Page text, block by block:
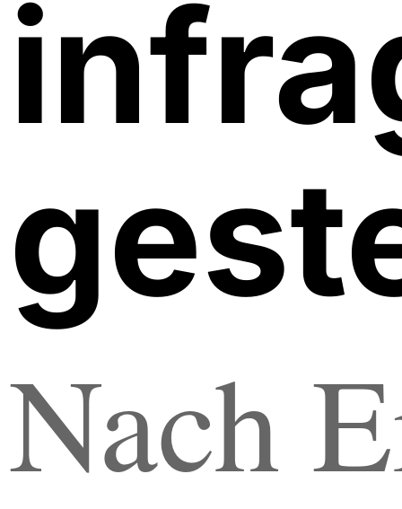
Nach